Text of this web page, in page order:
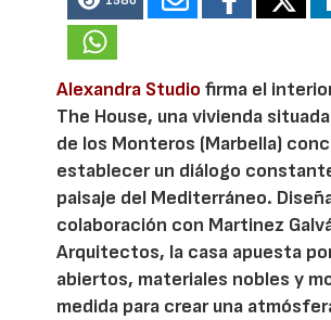
Alexandra Studio firma el
The House, una vivienda
de los Monteros (Marbella)
establecer un diálogo
paisaje del Mediterráneo.
colaboración con Martinez
Arquitectos, la casa apuesta
abiertos, materiales nobles y
medida para crear una